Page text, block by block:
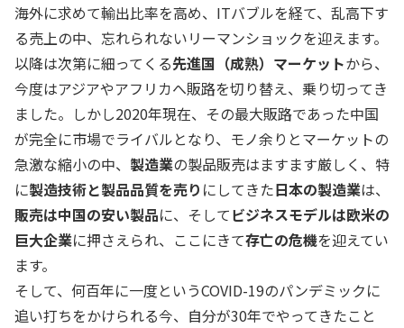
海外に求めて輸出比率を高め、ITバブルを経て、乱高下す
る売上の中、忘れられないリーマンショックを迎えます。
以降は次第に細ってくる先進国（成熟）マーケットから、
今度はアジアやアフリカへ販路を切り替え、乗り切ってき
ました。しかし2020年現在、その最大販路であった中国
が完全に市場でライバルとなり、モノ余りとマーケットの
急激な縮小の中、 製造業の製品販売はますます厳しく、特
に製造技術と製品品質を売り にしてきた日本の製造業は、
販売は中国の安い製品に、そしてビジネスモデルは欧米の
巨大企業に押さえられ、ここにきて存亡の危機を迎えてい
ます。
そして、何百年に一度というCOVID-19のパンデミックに
追い打ちをかけられる今、自分が30年でやってきたこと